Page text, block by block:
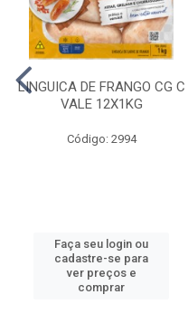
LINGUICA DE FRANGO CG C
VALE 12X1KG
Código: 2994
Faça seu login ou
cadastre-se para
ver preços e
comprar